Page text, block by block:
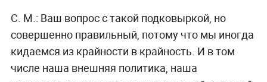
С. М.: Ваш вопрос с такой подковыркой, но
совершенно правильный, потому что мы иногда
кидаемся из крайности в крайность. И в том
числе наша внешняя политика, наша